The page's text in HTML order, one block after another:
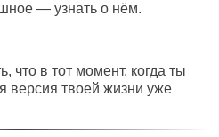
— узнать о нём.
в тот момент, когда ты
версия твоей жизни уже